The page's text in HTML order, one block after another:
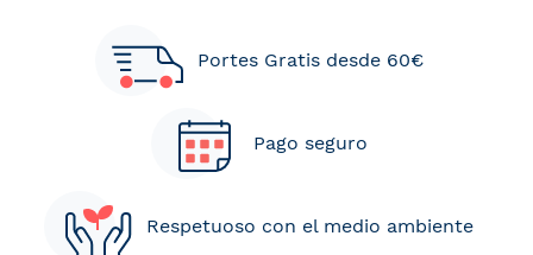
Portes Gratis desde 60€
Pago seguro
Respetuoso con el medio ambiente